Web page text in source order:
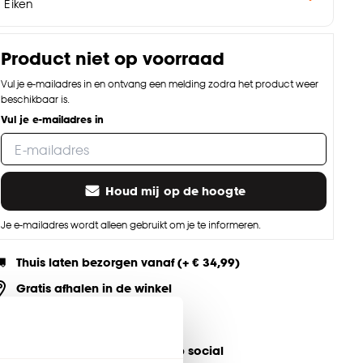
Eiken
Product niet op voorraad
Vul je e-mailadres in en ontvang een melding zodra het product weer
beschikbaar is.
Vul je e-mailadres in
Houd mij op de hoogte
Je e-mailadres wordt alleen gebruikt om je te informeren.
Thuis laten bezorgen vanaf (+ € 34,99)
Gratis afhalen in de winkel
jouw product & volg ons op social